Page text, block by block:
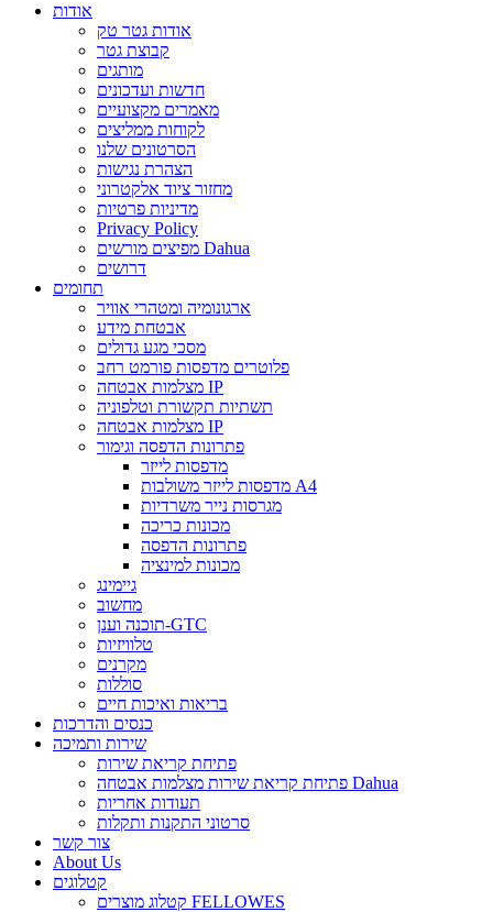
אודות
אודות גטר טק
קבוצת גטר
מותגים
חדשות ועדכונים
מאמרים מקצועיים
לקוחות ממליצים
הסרטונים שלנו
הצהרת נגישות
מחזור ציוד אלקטרוני
מדיניות פרטיות
Privacy Policy
מפיצים מורשים Dahua
דרושים
תחומים
ארגונומיה ומטהרי אוויר
אבטחת מידע
מסכי מגע גדולים
פלוטרים מדפסות פורמט רחב
מצלמות אבטחה IP
תשתיות תקשורת וטלפוניה
מצלמות אבטחה IP
פתרונות הדפסה וגימור
מדפסות לייזר
מדפסות לייזר משולבות A4
מגרסות נייר משרדיות
מכונות כריכה
פתרונות הדפסה
מכונות למינציה
גיימינג
מחשוב
תוכנה וענן-GTC
טלוויזיות
מקרנים
סוללות
בריאות ואיכות חיים
כנסים והדרכות
שירות ותמיכה
פתיחת קריאת שירות
פתיחת קריאת שירות מצלמות אבטחה Dahua
תעודות אחריות
סרטוני התקנות ותקלות
צור קשר
About Us
קטלוגים
קטלוג מוצרים FELLOWES